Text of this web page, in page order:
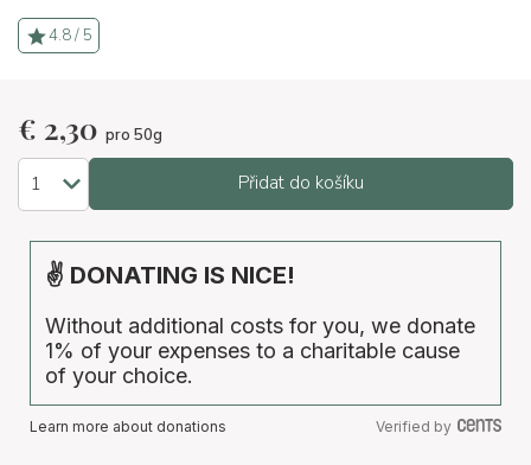
4.8 / 5
€ 2,30 pro 50g
Přidat do košíku
✌ DONATING IS NICE!
Without additional costs for you, we donate
1% of your expenses to a charitable cause
of your choice.
Learn more about donations Verified by